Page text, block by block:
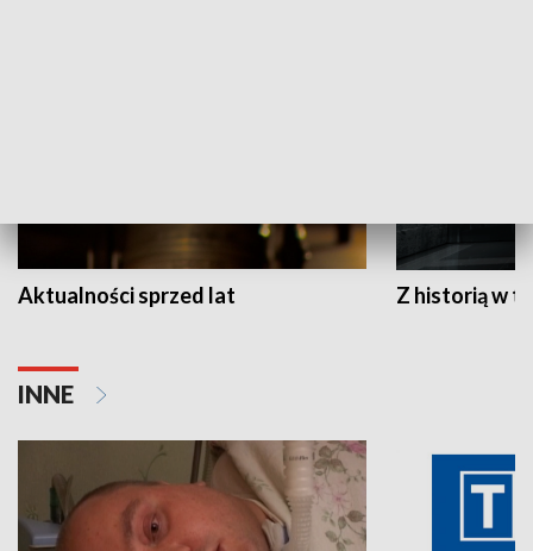
Aktualności sprzed lat Z historią w
INNE